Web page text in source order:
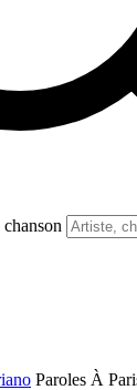
Paroles À